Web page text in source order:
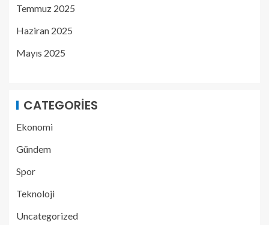
Temmuz 2025
Haziran 2025
Mayıs 2025
CATEGORIES
Ekonomi
Gündem
Spor
Teknoloji
Uncategorized